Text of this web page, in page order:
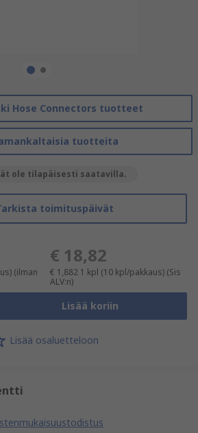
Hose Connectors tuotteet
tuotteita
ole tilapäisesti saatavilla.
toimituspäivät
(ilman
€ 18,82
€ 1,882 1 kpl (10 kpl/pakkaus) (Sis
ALV:n)
Lisää koriin
Lisää osaluetteloon